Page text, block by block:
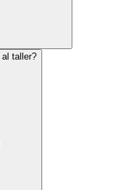
taller?